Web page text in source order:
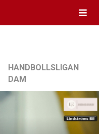
HANDBOLLSLIGAN
DAM